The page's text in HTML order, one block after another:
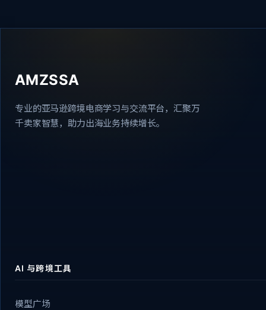
AMZSSA
专业的亚马逊跨境电商学习与交流平台，汇聚万
千卖家智慧，助力出海业务持续增长。
AI 与跨境工具
模型广场